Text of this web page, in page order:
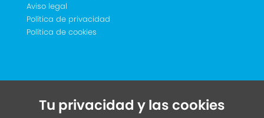
Aviso legal
Política de privacidad
Política de cookies
Tu privacidad y las cookies